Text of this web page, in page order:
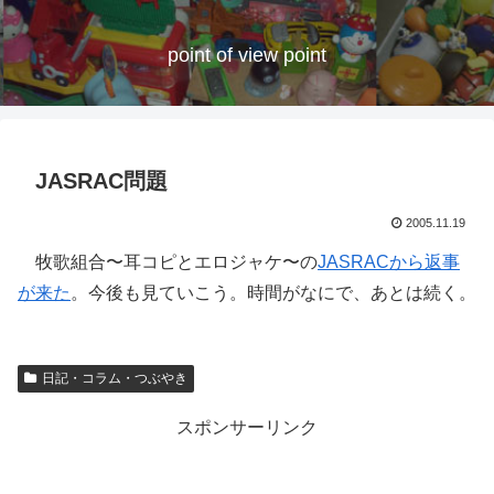
point of view point
JASRAC問題
2005.11.19
牧歌組合〜耳コピとエロジャケ〜のJASRACから返事
が来た 。今後も見ていこう。時間がなにで、あとは続く。
日記・コラム・つぶやき
スポンサーリンク